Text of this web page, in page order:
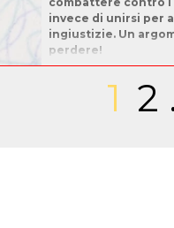
invece di unirsi per
ingiustizie. Un
perdere!
Pagina
1 Vai
2